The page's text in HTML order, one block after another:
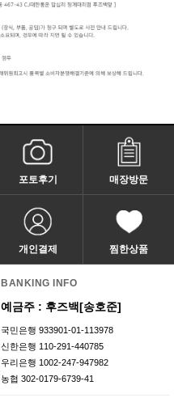
포토후기 매장방문
개인결제 찜한상품
BANKING INFO
예금주 : 후즈백[송호준]
국민은행 933901-01-113978
신한은행 110-291-440785
우리은행 1002-247-947982
농협 302-0179-6739-41